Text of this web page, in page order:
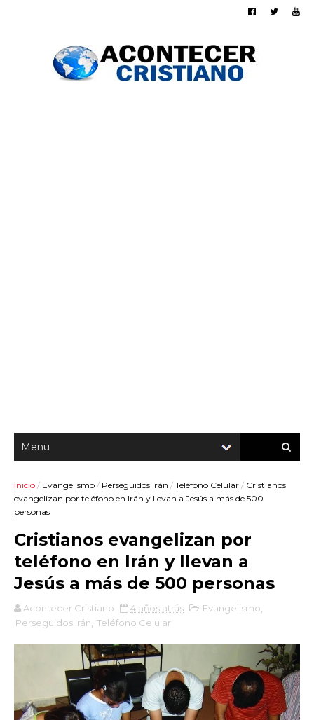
Inicio / Evangelismo / Perseguidos Irán / Teléfono Celular / Cristianos
evangelizan por teléfono en Irán y llevan a Jesús a más de 500
personas
Cristianos evangelizan por
teléfono en Irán y llevan a
Jesús a más de 500 personas
Acontecer Cristiano 4 años atrás Evangelismo
Perseguidos Irán Teléfono Celular